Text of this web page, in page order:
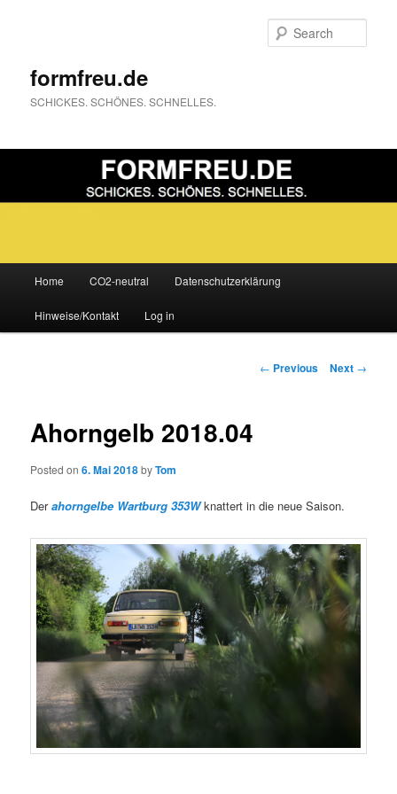
formfreu.de
SCHICKES. SCHÖNES. SCHNELLES.
Skip
to
Home CO2-neutral Datenschutzerklärung
Hinweise/Kontakt Log in
Post
← Previous Next →
Ahorngelb 2018.04
Posted on6. Mai 2018byTom
Derahorngelbe Wartburg 353Wknattert in die neue Saison.